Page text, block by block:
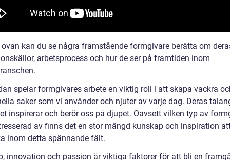
kan du se några framstående formgivare berätta om
arbetsprocess och hur de ser på framtiden inom
spelar formgivares arbete en viktig roll i att skapa vackra
saker som vi använder och njuter av varje dag. Deras
inspirerar och berör oss på djupet. Oavsett vilken typ av
av finns det en stor mängd kunskap och inspiration
inom detta spännande fält.
innovation och passion är viktiga faktorer för att bli en